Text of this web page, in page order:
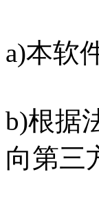
a)本软
b)根据
向第三